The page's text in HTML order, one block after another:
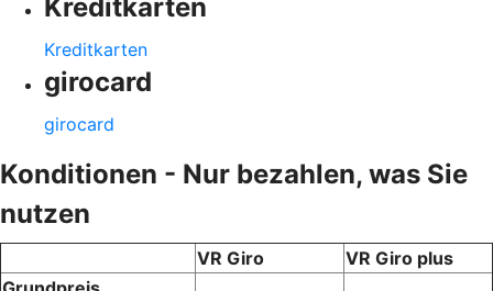
Kreditkarten
Kreditkarten
girocard
girocard
Konditionen - Nur bezahlen, was Sie
nutzen
VR Giro
VR Giro plus